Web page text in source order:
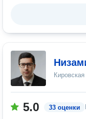
5.0 33 оценки